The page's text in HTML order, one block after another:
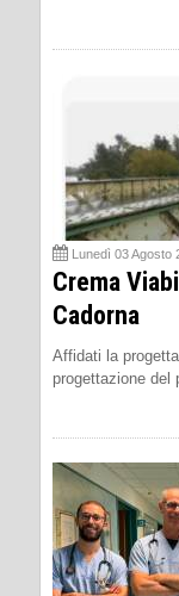
Lunedì 03 Agosto
Crema
Cadorna
Affidati la
progettazione del